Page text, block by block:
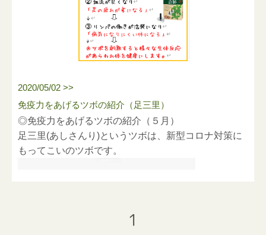
2020/05/02 >>
免疫力をあげるツボの紹介（足三里）
◎免疫力をあげるツボの紹介（５月）
足三里(あしさんり )というツボは、新型コロナ対策に
もってこいのツボです。
1